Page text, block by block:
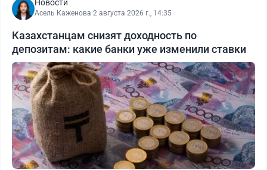
Новости
Асель Каженова·2 августа 2026 г., 14:35
Казахстанцам снизят доходность по
депозитам: какие банки уже изменили ставки